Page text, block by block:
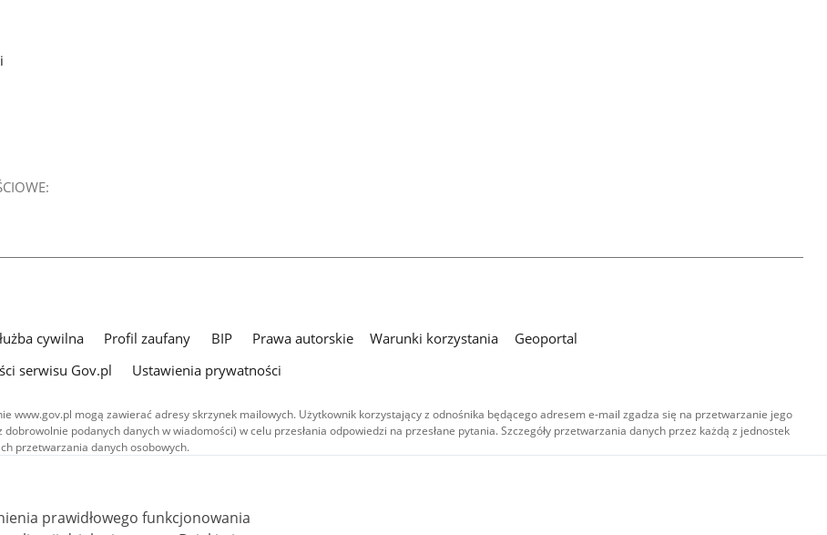
cywilna Profil zaufany BIP Prawa autorskie Warunki korzystania
Geoportal
serwisu Gov.pl
Ustawienia prywatności
www.gov.pl mogą zawierać adresy skrzynek mailowych. Użytkownik korzystający z odnośnika będącego adresem e-mail zgadza się na przetwarzanie jego
podanych danych w wiadomości) w celu przesłania odpowiedzi na przesłane pytania. Szczegóły przetwarzania danych przez każdą z jednostek
przetwarzania danych osobowych.
publikowane w serwisie (z wyłączeniem treści audiowizualnych), są
na licencji typu Creative Commons: uznanie autorstwa - na tych samych
4.0 (CC BY-SA 4.0). Materiały audiowizualne, w tym zdjęcia, materiały audio i wideo,
na licencji typu Creative Commons: uznanie autorstwa użycie niekomercyjne -
prawidłowego funkcjonowania